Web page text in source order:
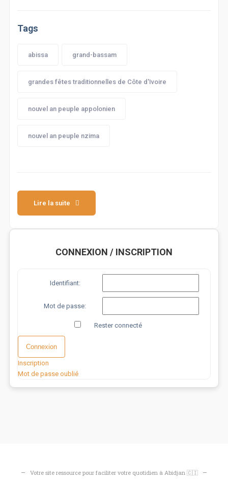
Tags
abissa grand-bassam
grandes fêtes traditionnelles de Côte d'Ivoire
nouvel an peuple appolonien
nouvel an peuple nzima
Lire la suite
CONNEXION / INSCRIPTION
Identifiant:
Mot de passe:
Rester connecté
Connexion
Inscription
Mot de passe oublié
Votre site ressource pour faciliter votre quotidien à Abidjan 🇨🇮